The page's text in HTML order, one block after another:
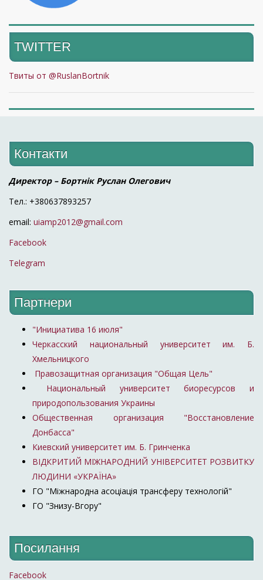
TWITTER
Твиты от @RuslanBortnik
Контакти
Директор – Бортнік Руслан Олегович
Тел.: +380637893257
email: uiamp2012@gmail.com
Facebook
Telegram
Партнери
"Инициатива 16 июля"
Черкасский национальный университет им. Б.
Хмельницкого
Правозащитная организация "Общая Цель"
Национальный университет биоресурсов и
природопользования Украины
Общественная организация "Восстановление
Донбасса"
Киевский университет им. Б. Гринченка
ВІДКРИТИЙ МІЖНАРОДНИЙ УНІВЕРСИТЕТ РОЗВИТКУ
ЛЮДИНИ «УКРАЇНА»
ГО "Міжнародна асоціація трансферу технологій"
ГО "Знизу-Вгору"
Посилання
Facebook